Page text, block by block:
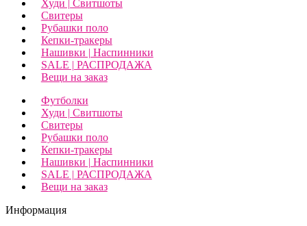
Худи | Свитшоты
Свитеры
Рубашки поло
Кепки-тракеры
Нашивки | Наспинники
SALE | РАСПРОДАЖА
Вещи на заказ
Футболки
Худи | Свитшоты
Свитеры
Рубашки поло
Кепки-тракеры
Нашивки | Наспинники
SALE | РАСПРОДАЖА
Вещи на заказ
Информация